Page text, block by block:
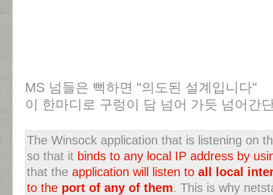
MS 넘들은 뻑하면 "의도된 설계입니다"
이 한마디로 구렁이 담 넘어 가듯 넘어간
The Winsock application that is listening on
so that it binds to any local IP address by
that the application will listen to all local
to the port of any of them. This is why